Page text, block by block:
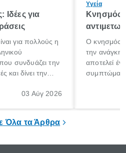
για
για πολλούς η
συνδυάζει την
και δίνει την
λίγες μέρες
03 Αύγ 2026
Υγεία
Κνησμός:
Ο κνησμός
την ανάγκη
αποτελεί
Όλα τα Άρθρα